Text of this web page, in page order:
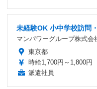
未経験OK 小中学校訪問
マンパワーグループ株式会
東京都
時給1,700円～1,800円
派遣社員